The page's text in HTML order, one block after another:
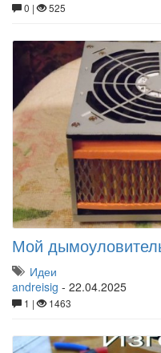
0 | 525
Мой
Идеи
andreisig - 22.04.2025
1 | 1463